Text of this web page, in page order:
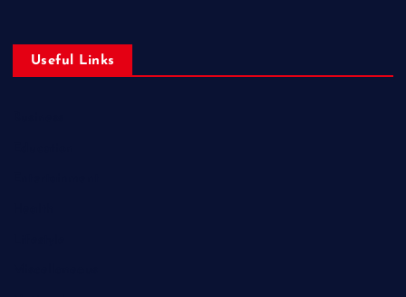
Useful Links